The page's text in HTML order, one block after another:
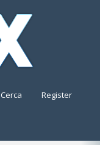
Cerca Register